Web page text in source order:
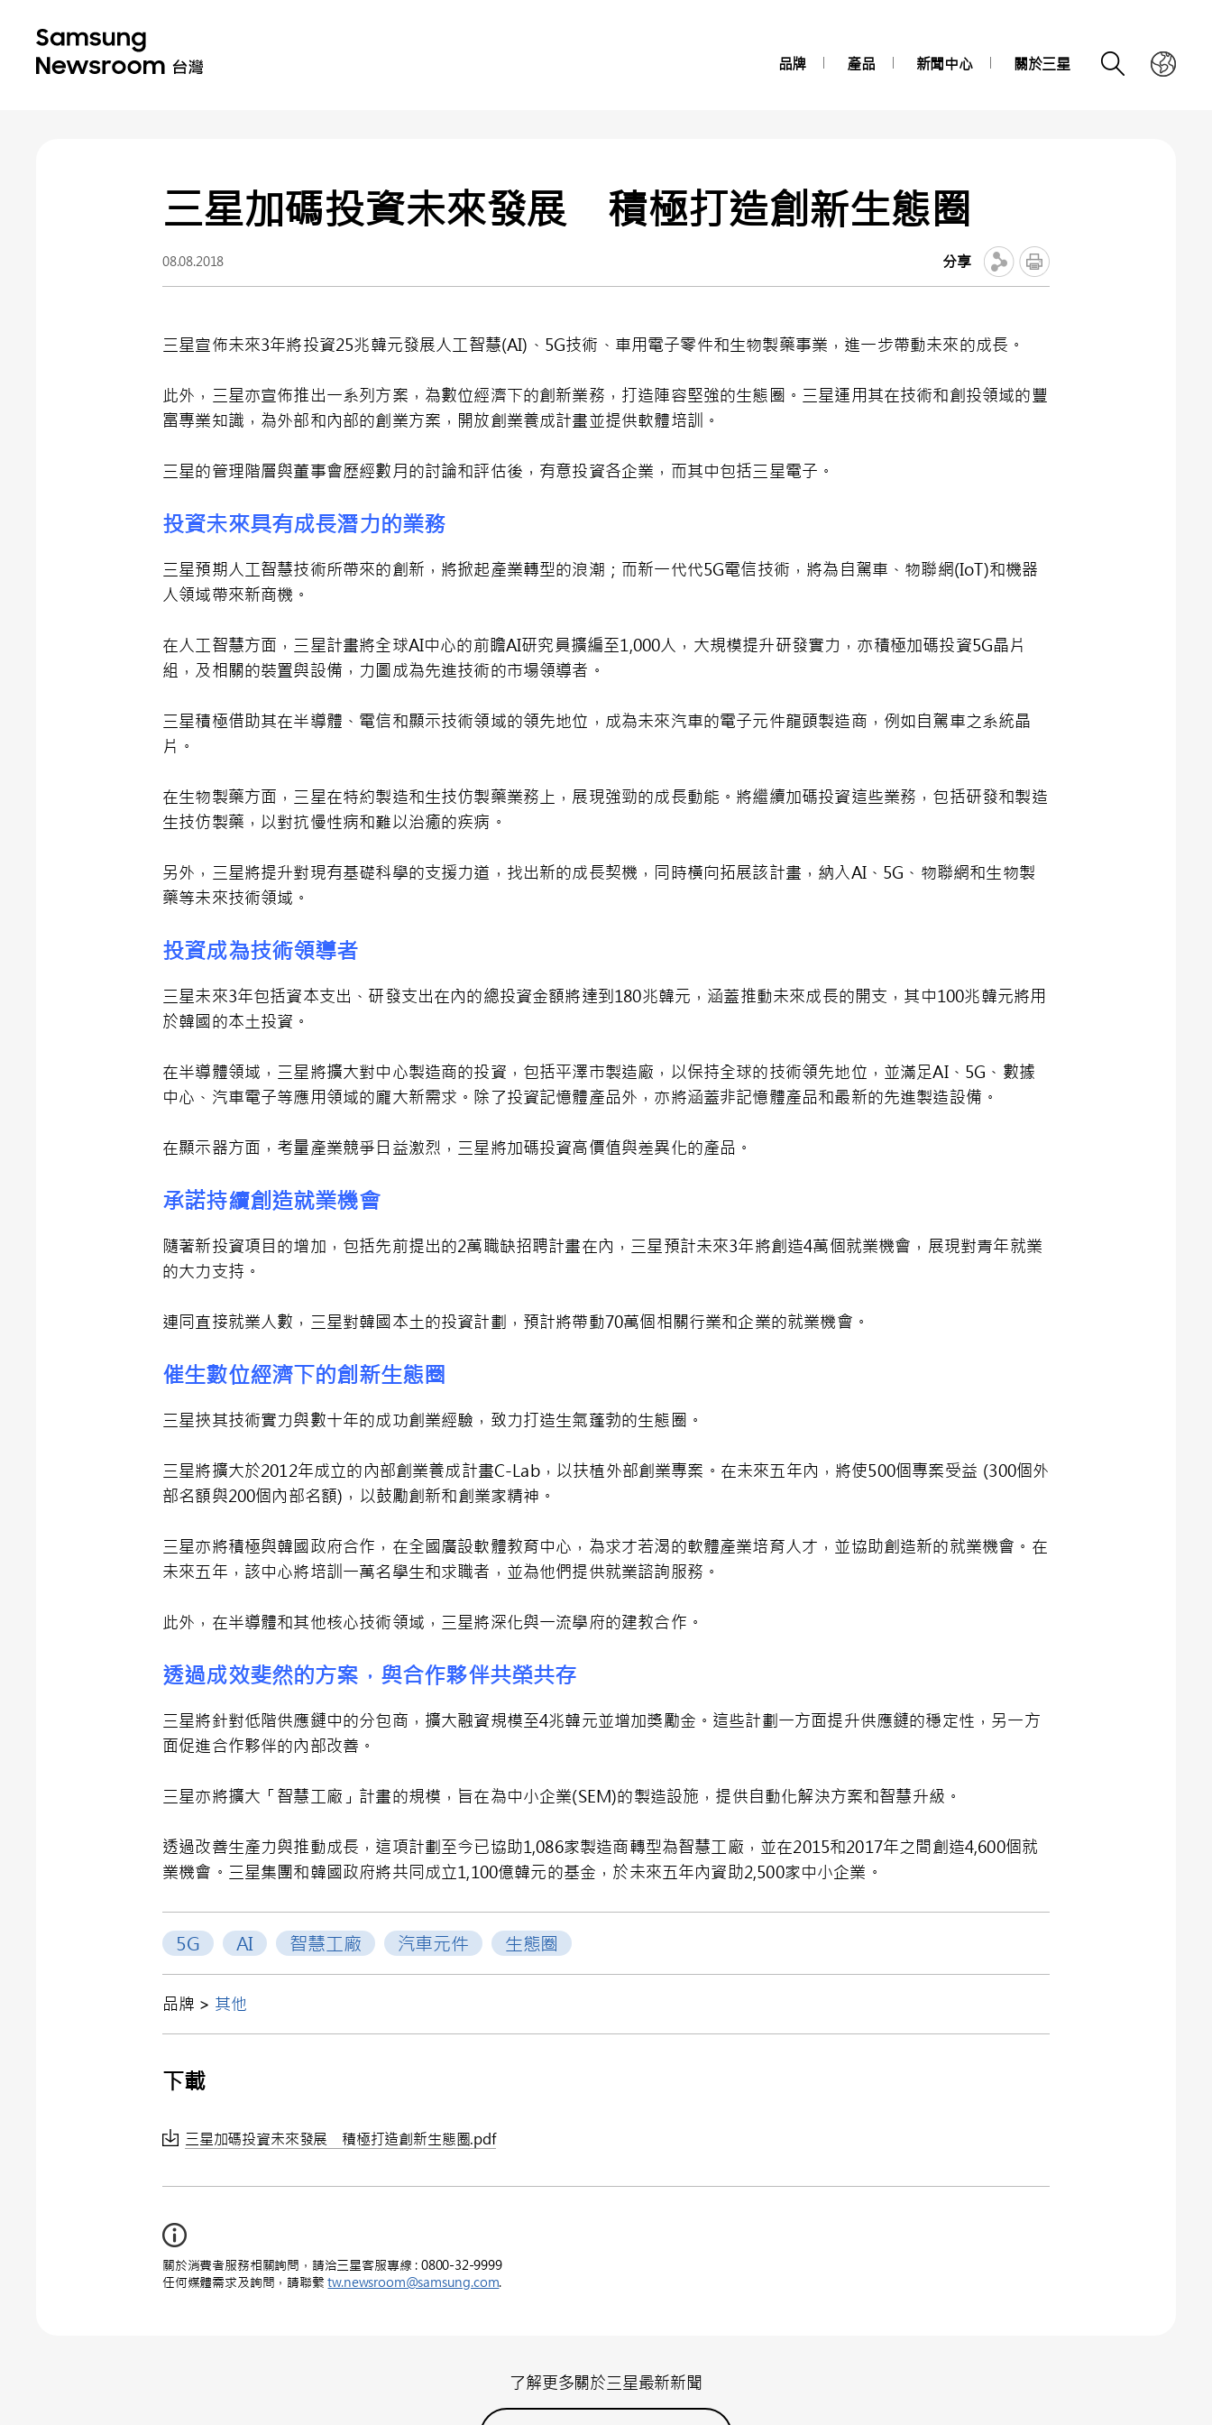
品牌 產品 新聞中心 關於三星
三星加碼投資未來發展 積極打造創新生態圈
08.08.2018 分享
三星宣佈未來3年將投資25兆韓元發展人工智慧(AI)、5G技術、車用電子零件和生物製藥事業，進一步帶動未來的成長。
此外，三星亦宣佈推出一系列方案，為數位經濟下的創新業務，打造陣容堅強的生態圈。三星運用其在技術和創投領域的豐
富專業知識，為外部和內部的創業方案，開放創業養成計畫並提供軟體培訓。
三星的管理階層與董事會歷經數月的討論和評估後，有意投資各企業，而其中包括三星電子。
投資未來具有成長潛力的業務
三星預期人工智慧技術所帶來的創新，將掀起產業轉型的浪潮；而新一代代5G電信技術，將為自駕車、物聯網(IoT)和機器
人領域帶來新商機。
在人工智慧方面，三星計畫將全球AI中心的前瞻AI研究員擴編至1,000人，大規模提升研發實力，亦積極加碼投資5G晶片
組，及相關的裝置與設備，力圖成為先進技術的市場領導者。
三星積極借助其在半導體、電信和顯示技術領域的領先地位，成為未來汽車的電子元件龍頭製造商，例如自駕車之系統晶
片。
在生物製藥方面，三星在特約製造和生技仿製藥業務上，展現強勁的成長動能。將繼續加碼投資這些業務，包括研發和製造
生技仿製藥，以對抗慢性病和難以治癒的疾病。
另外，三星將提升對現有基礎科學的支援力道，找出新的成長契機，同時橫向拓展該計畫，納入AI、5G、物聯網和生物製
藥等未來技術領域。
投資成為技術領導者
三星未來3年包括資本支出、研發支出在內的總投資金額將達到180兆韓元，涵蓋推動未來成長的開支，其中100兆韓元將用
於韓國的本土投資。
在半導體領域，三星將擴大對中心製造商的投資，包括平澤市製造廠，以保持全球的技術領先地位，並滿足AI、5G、數據
中心、汽車電子等應用領域的龐大新需求。除了投資記憶體產品外，亦將涵蓋非記憶體產品和最新的先進製造設備。
在顯示器方面，考量產業競爭日益激烈，三星將加碼投資高價值與差異化的產品。
承諾持續創造就業機會
隨著新投資項目的增加，包括先前提出的2萬職缺招聘計畫在內，三星預計未來3年將創造4萬個就業機會，展現對青年就業
的大力支持。
連同直接就業人數，三星對韓國本土的投資計劃，預計將帶動70萬個相關行業和企業的就業機會。
催生數位經濟下的創新生態圈
三星挾其技術實力與數十年的成功創業經驗，致力打造生氣蓬勃的生態圈。
三星將擴大於2012年成立的內部創業養成計畫C-Lab，以扶植外部創業專案。在未來五年內，將使500個專案受益 (300個外
部名額與200個內部名額)，以鼓勵創新和創業家精神。
三星亦將積極與韓國政府合作，在全國廣設軟體教育中心，為求才若渴的軟體產業培育人才，並協助創造新的就業機會。在
未來五年，該中心將培訓一萬名學生和求職者，並為他們提供就業諮詢服務。
此外，在半導體和其他核心技術領域，三星將深化與一流學府的建教合作。
透過成效斐然的方案，與合作夥伴共榮共存
三星將針對低階供應鏈中的分包商，擴大融資規模至4兆韓元並增加獎勵金。這些計劃一方面提升供應鏈的穩定性，另一方
面促進合作夥伴的內部改善。
三星亦將擴大「智慧工廠」計畫的規模，旨在為中小企業(SEM)的製造設施，提供自動化解決方案和智慧升級。
透過改善生產力與推動成長，這項計劃至今已協助1,086家製造商轉型為智慧工廠，並在2015和2017年之間創造4,600個就
業機會。三星集團和韓國政府將共同成立1,100億韓元的基金，於未來五年內資助2,500家中小企業。
5G AI 智慧工廠 汽車元件 生態圈
品牌 > 其他
下載
三星加碼投資未來發展 積極打造創新生態圈.pdf
關於消費者服務相關詢問，請洽三星客服專線 : 0800-32-9999
任何媒體需求及詢問，請聯繫tw.newsroom@samsung.com.
了解更多關於三星最新新聞